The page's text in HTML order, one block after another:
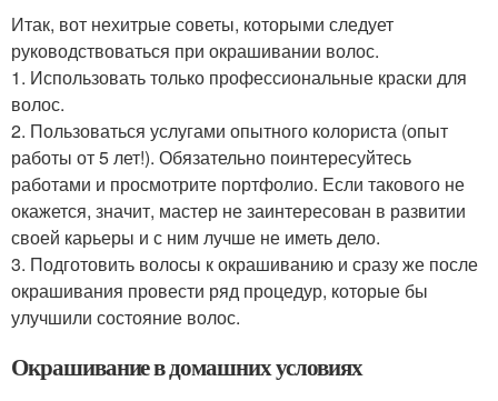
Итак, вот нехитрые советы, которыми следует
руководствоваться при окрашивании волос.
1. Использовать только профессиональные краски для
волос.
2. Пользоваться услугами опытного колориста (опыт
работы от 5 лет!). Обязательно поинтересуйтесь
работами и просмотрите портфолио. Если такового не
окажется, значит, мастер не заинтересован в развитии
своей карьеры и с ним лучше не иметь дело.
3. Подготовить волосы к окрашиванию и сразу же после
окрашивания провести ряд процедур, которые бы
улучшили состояние волос.
Окрашивание в домашних условиях